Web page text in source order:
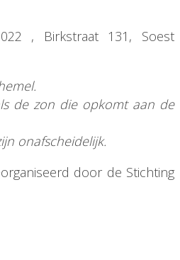
, Birkstraat 131, Soest
de zon die opkomt aan de
onafscheidelijk.
door de Stichting